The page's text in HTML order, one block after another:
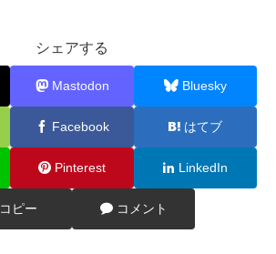
シェアする
Mastodon Bluesky
Facebook はてブ
Pinterest LinkedIn
コピー コメント